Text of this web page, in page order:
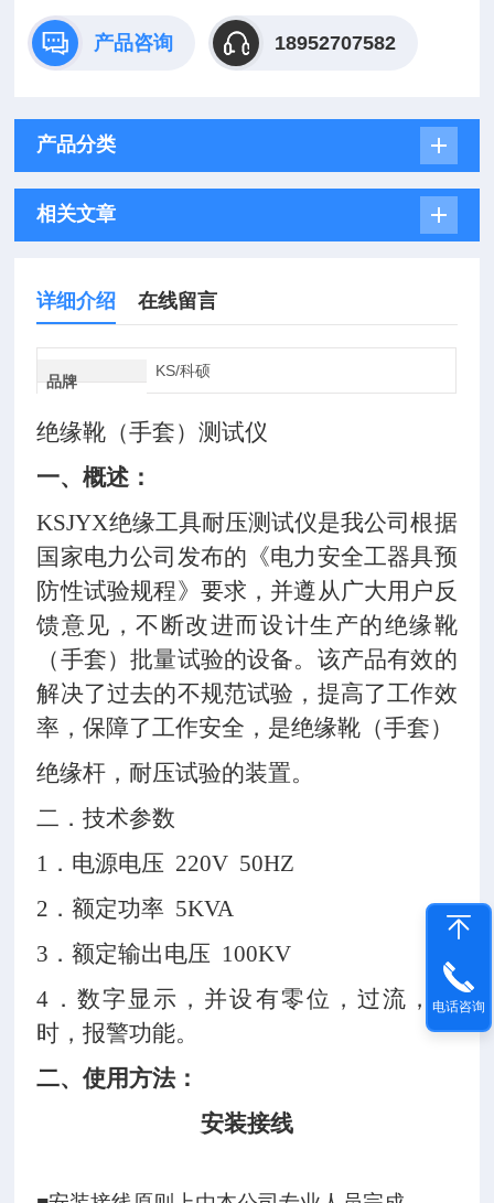
绝缘杆，耐压试验Z理想的装置。
产品咨询 18952707582
产品分类
相关文章
详细介绍 在线留言
品牌
KS/科硕
绝缘靴（手套）测试仪
一、概述：
KSJYX绝缘工具耐压测试仪是我公司根据
国家电力公司发布的《电力安全工器具预
防性试验规程》要求，并遵从广大用户反
馈意见，不断改进而设计生产的绝缘靴
（手套）批量试验的设备。该产品有效的
解决了过去的不规范试验，提高了工作效
率，保障了工作安全，是绝缘靴（手套）
绝缘杆，耐压试验的装置。
二．技术参数
1．电源电压 220V 50HZ
2．额定功率 5KVA
3．额定输出电压 100KV
4．数字显示，并设有零位，过流，计
时，报警功能。
二、使用方法：
安装接线
电话咨询